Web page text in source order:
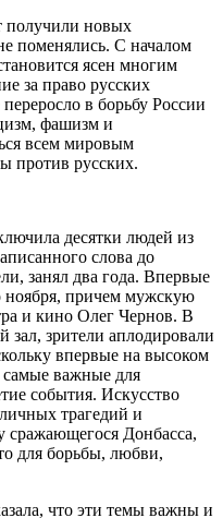
получили новых
поменялись. С началом
ясен многим
за право русских
в борьбу России
фашизм и
всем мировым
против русских.
десятки людей из
слова до
занял два года. Впервые
ноября, причем мужскую
и кино Олег Чернов. В
зал, зрители аплодировали
впервые на высоком
самые важные для
события. Искусство
трагедий и
сражающегося Донбасса,
для борьбы, любви,
что эти темы важны и